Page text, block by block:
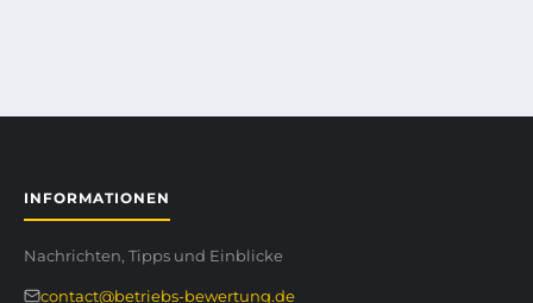
INFORMATIONEN
Nachrichten, Tipps und Einblicke
contact@betriebs-bewertung.de